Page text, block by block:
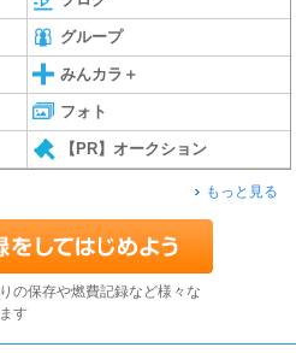
グループ
みんカラ＋
フォト
【PR】オークション
もっと見る
の保存や燃費記録など様々な
す